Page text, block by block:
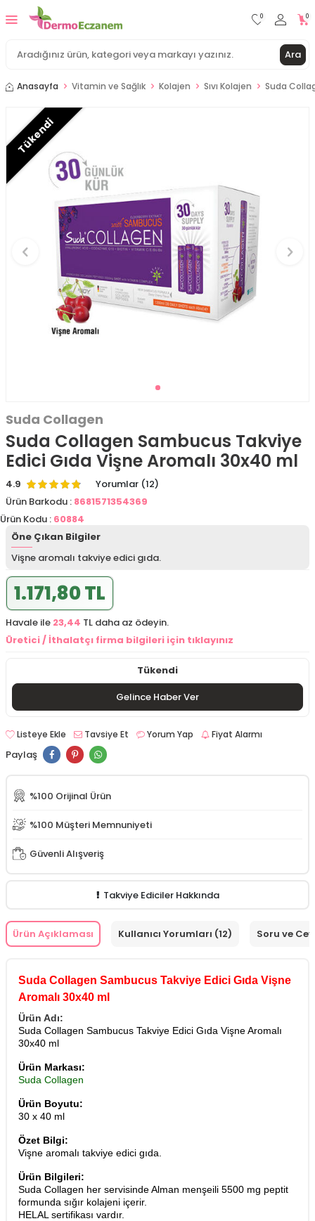
Ara
0 0
Anasayfa Vitamin ve Sağlık Kolajen Sıvı Kolajen Suda
Tükendi
Suda Collagen
Suda Collagen Sambucus Takviye
Edici Gıda Vişne Aromalı 30x40 ml
4.9
Yorumlar (12)
Ürün Barkodu : 8681571354369
Ürün Kodu : 60884
Öne Çıkan Bilgiler
Vişne aromalı takviye edici gıda.
1.171,80 TL
Havale ile 23,44 TL daha az ödeyin.
Üretici / İthalatçı firma bilgileri için tıklayınız
Tükendi
Gelince Haber Ver
Listeye Ekle Tavsiye Et Yorum Yap Fiyat Alarmı
Paylaş
%100 Orijinal Ürün
%100 Müşteri Memnuniyeti
Güvenli Alışveriş
Takviye Ediciler Hakkında
Ürün Açıklaması Kullanıcı Yorumları (12) Soru ve
Suda Collagen Sambucus Takviye Edici Gıda Vişne
Aromalı 30x40 ml
Ürün Adı:
Suda Collagen Sambucus Takviye Edici Gıda Vişne Aromalı
30x40 ml
Ürün Markası:
Suda Collagen
Ürün Boyutu:
30 x 40 ml
Özet Bilgi:
Vişne aromalı takviye edici gıda.
Ürün Bilgileri:
Suda Collagen her servisinde Alman menşeili 5500 mg peptit
formunda sığır kolajeni içerir.
HELAL sertifikası vardır.